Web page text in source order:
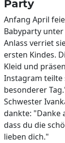
Party
Anfang April
Babyparty
Anlass verriet
ersten Kindes.
Kleid und
Instagram teilte
besonderer
Schwester
dankte: "Danke
dass du die
lieben dich."